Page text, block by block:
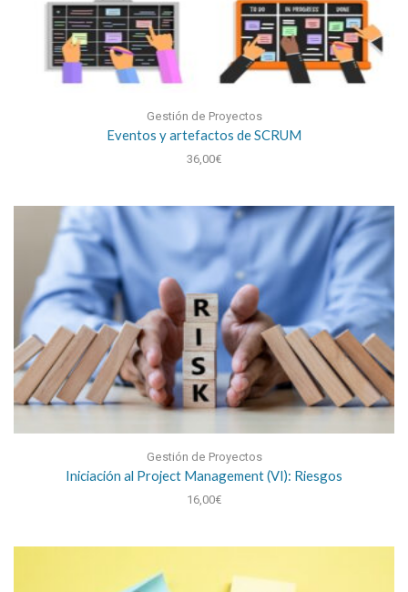
Gestión de Proyectos
Eventos y artefactos de SCRUM
36,00€
Gestión de Proyectos
Iniciación al Project Management (VI): Riesgos
16,00€